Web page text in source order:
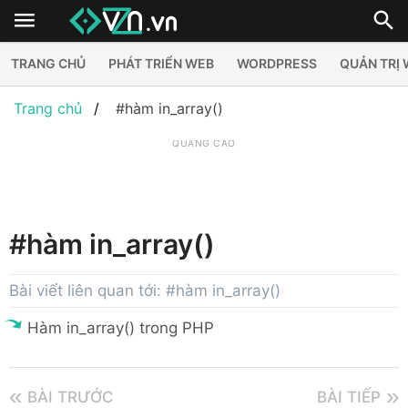
TRANG CHỦ PHÁT TRIỂN WEB WORDPRESS QUẢN TRỊ
Trang chủ #hàm in_array()
QUẢNG CÁO
#hàm in_array()
Bài viết liên quan tới: #hàm in_array()
Hàm in_array() trong PHP
BÀI TRƯỚC BÀI TIẾP